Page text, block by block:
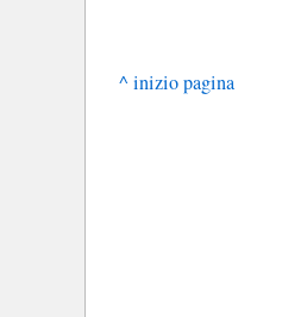
^ inizio pagina